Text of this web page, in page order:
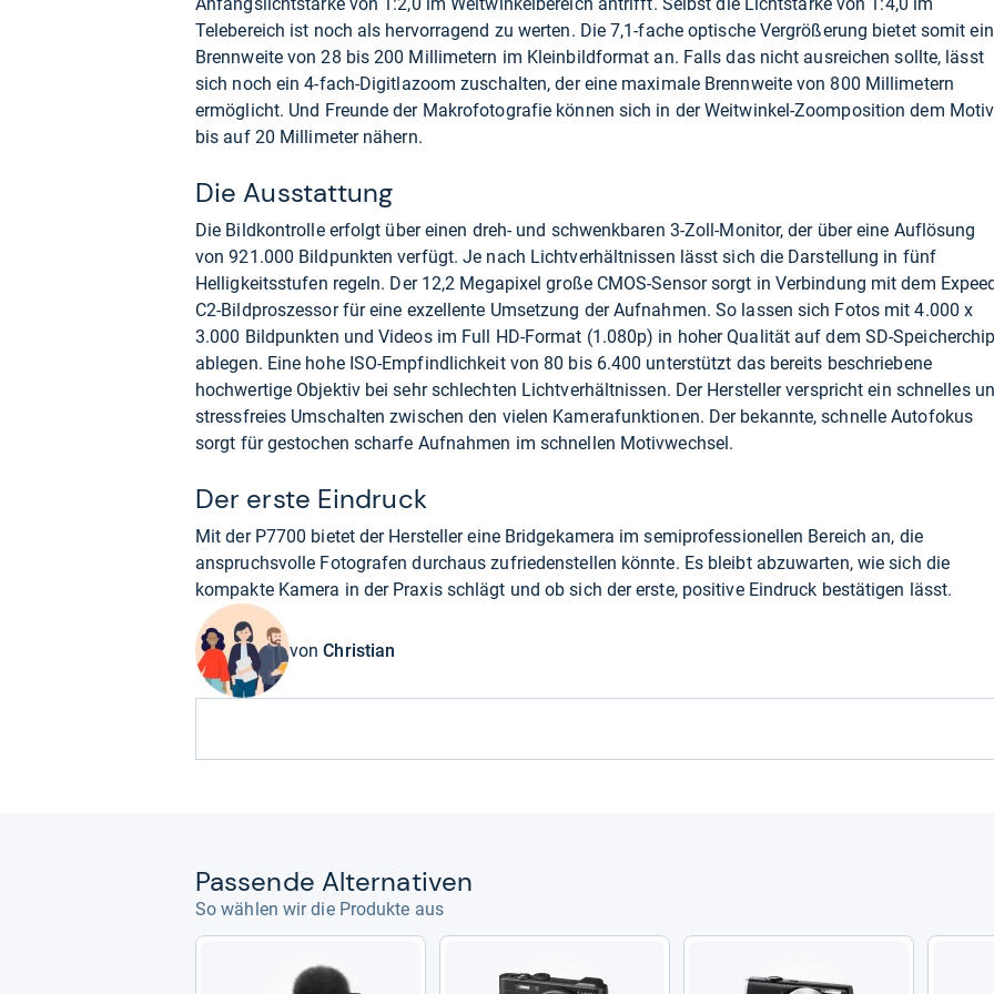
Telebereich ist noch als hervorragend zu werten. Die 7,1-fache optische Vergrößerung bietet somit
Brennweite von 28 bis 200 Millimetern im Kleinbildformat an. Falls das nicht ausreichen sollte, lässt
sich noch ein 4-fach-Digitlazoom zuschalten, der eine maximale Brennweite von 800 Millimetern
ermöglicht. Und Freunde der Makrofotografie können sich in der Weitwinkel-Zoomposition dem Motiv
bis auf 20 Millimeter nähern.
Die Ausstattung
Die Bildkontrolle erfolgt über einen dreh- und schwenkbaren 3-Zoll-Monitor, der über eine Auflösung
von 921.000 Bildpunkten verfügt. Je nach Lichtverhältnissen lässt sich die Darstellung in fünf
Helligkeitsstufen regeln. Der 12,2 Megapixel große CMOS-Sensor sorgt in Verbindung mit dem Expeed
C2-Bildproszessor für eine exzellente Umsetzung der Aufnahmen. So lassen sich Fotos mit 4.000 x
3.000 Bildpunkten und Videos im Full HD-Format (1.080p) in hoher Qualität auf dem SD-Speicherchip
ablegen. Eine hohe ISO-Empfindlichkeit von 80 bis 6.400 unterstützt das bereits beschriebene
hochwertige Objektiv bei sehr schlechten Lichtverhältnissen. Der Hersteller verspricht ein schnelles
stressfreies Umschalten zwischen den vielen Kamerafunktionen. Der bekannte, schnelle Autofokus
sorgt für gestochen scharfe Aufnahmen im schnellen Motivwechsel.
Der erste Eindruck
Mit der P7700 bietet der Hersteller eine Bridgekamera im semiprofessionellen Bereich an, die
anspruchsvolle Fotografen durchaus zufriedenstellen könnte. Es bleibt abzuwarten, wie sich die
kompakte Kamera in der Praxis schlägt und ob sich der erste, positive Eindruck bestätigen lässt.
vonChristian
Pas­sende Alter­na­ti­ven
So wählen wir die Produkte aus